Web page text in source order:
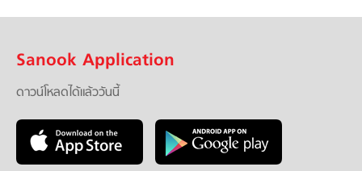
Sanook Application
ดาวน์โหลดได้แล้ววันนี้